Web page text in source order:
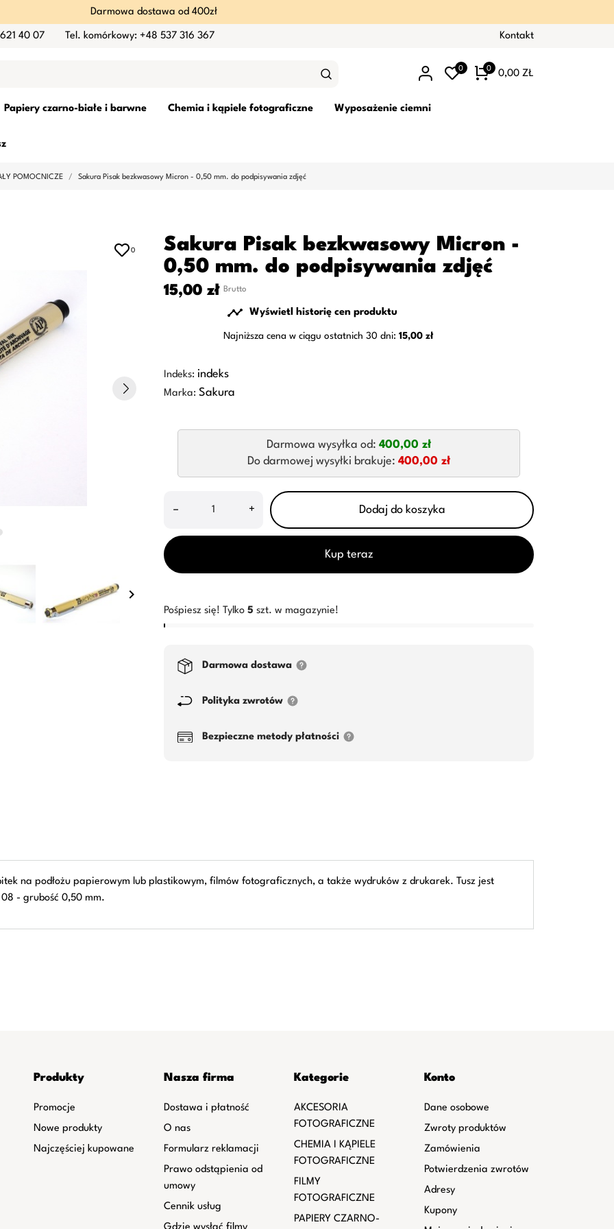
Darmowa dostawa od 400zł
40 07 Tel. komórkowy: +48 537 316 367 Kontakt
0 0 0,00 ZŁ
Papiery czarno-białe i barwne Chemia i kąpiele fotograficzne Wyposażenie ciemni
POMOCNICZE Sakura Pisak bezkwasowy Micron - 0,50 mm. do podpisywania zdjęć
keyboard_arrow_right
0
Sakura Pisak bezkwasowy Micron -
0,50 mm. do podpisywania zdjęć
15,00 zł Brutto
 Wyświetl historię cen produktu
Najniższa cena w ciągu ostatnich 30 dni: 15,00 zł
Indeks: indeks
Marka: Sakura
Darmowa wysyłka od: 400,00 zł
Do darmowej wysyłki brakuje: 400,00 zł
– + Dodaj do koszyka
Kup teraz
Pośpiesz się! Tylko 5 szt. w magazynie!
Darmowa dostawa
Polityka zwrotów
Bezpieczne metody płatności
na podłożu papierowym lub plastikowym, filmów fotograficznych, a także wydruków z drukarek. Tusz jest
- grubość 0,50 mm.
Produkty
Promocje
Nowe produkty
Najczęściej kupowane
Nasza firma
Dostawa i płatność
O nas
Formularz reklamacji
Prawo odstąpienia od
umowy
Cennik usług
Kategorie
AKCESORIA
FOTOGRAFICZNE
CHEMIA I KĄPIELE
FOTOGRAFICZNE
FILMY
FOTOGRAFICZNE
PAPIERY CZARNO-
Konto
Dane osobowe
Zwroty produktów
Zamówienia
Potwierdzenia zwrotów
Adresy
Kupony